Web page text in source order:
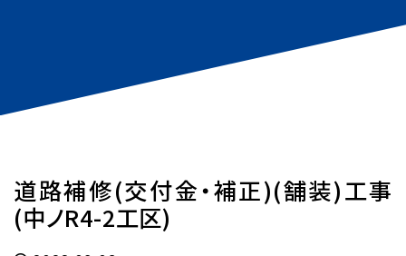
道路補修(交付金・補正)(舗装)工事
(中ノR4-2工区)